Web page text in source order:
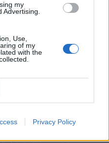
my
Advertising.
Use,
of my
with the
Privacy Policy
se těší na novou cisternu
opět dunělo v Rožmitále
Mladí z Rožmitálu
4. 2025